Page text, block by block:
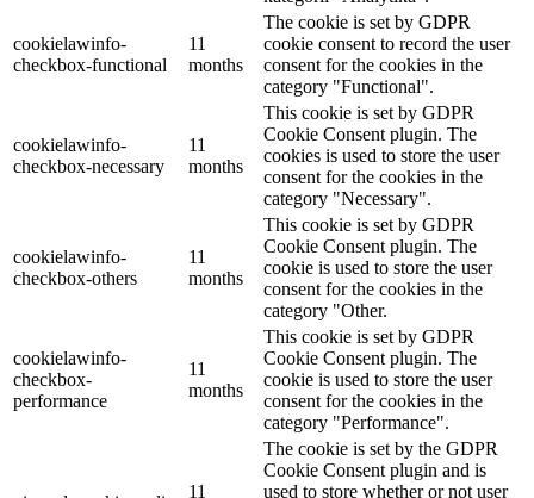
cookielawinfo-
checkbox-functional
11
months
The cookie is set by GDPR
cookie consent to record the user
consent for the cookies in the
category "Functional".
cookielawinfo-
checkbox-necessary
11
months
This cookie is set by GDPR
Cookie Consent plugin. The
cookies is used to store the user
consent for the cookies in the
category "Necessary".
cookielawinfo-
checkbox-others
11
months
This cookie is set by GDPR
Cookie Consent plugin. The
cookie is used to store the user
consent for the cookies in the
category "Other.
cookielawinfo-
checkbox-
performance
11
months
This cookie is set by GDPR
Cookie Consent plugin. The
cookie is used to store the user
consent for the cookies in the
category "Performance".
11
The cookie is set by the GDPR
Cookie Consent plugin and is
used to store whether or not user